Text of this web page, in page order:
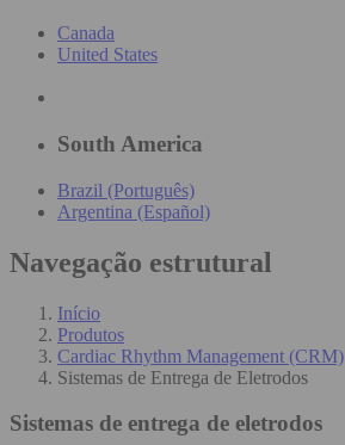
Canada
United States
South America
Brazil (Português)
Argentina (Español)
Navegação estrutural
Início
Produtos
Cardiac Rhythm Management (CRM)
Sistemas de Entrega de Eletrodos
Sistemas de entrega de eletrodos